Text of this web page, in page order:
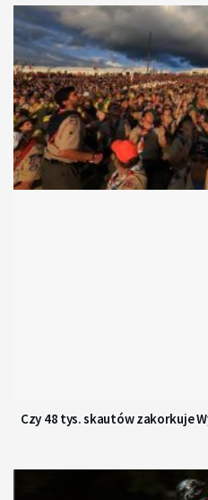
Czy 48 tys. skautów zakorkuje